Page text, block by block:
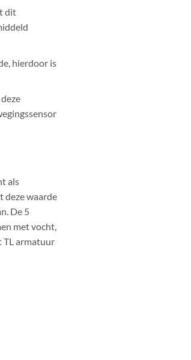
dit
hierdoor is
als
deze waarde
De 5
met vocht,
TL armatuur